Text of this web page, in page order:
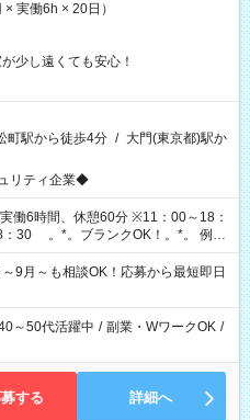
実働6h × 20日）
し遠くても安心！
町駅から徒歩4分 / 大門(東京都)駅か
リティ企業◆
働6時間、休憩60分 ※11：00～18：
。*。 例え
務/コールセンター/受付/販売/カフェ
ルフロント/化粧品販売/など 様々な
います♪
9月～も相談OK！応募から最短即日
～50代活躍中 / 副業・WワークOK /
する 詳細へ